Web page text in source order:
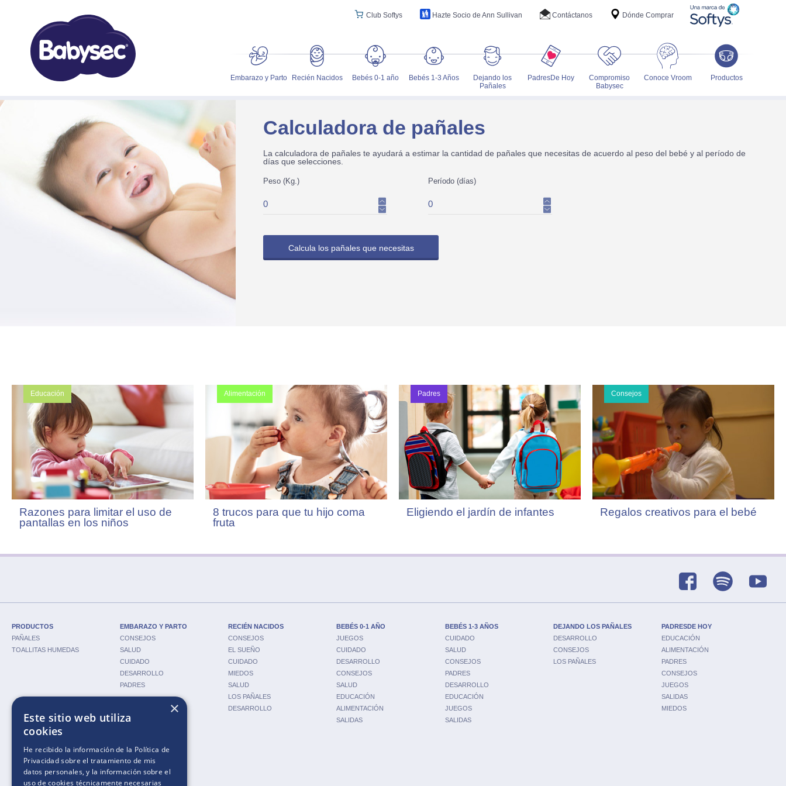
Embarazo y Parto Recién Nacidos Bebés 0-1 año Bebés 1-3 Años
Dejando los
Pañales
PadresDe Hoy
Compromiso
Babysec
Conoce Vroom Productos
Dónde Comprar
Contáctanos
Hazte Socio de Ann Sullivan
Club Softys
Calculadora de pañales
La calculadora de pañales te ayudará a estimar la cantidad de pañales que necesitas de acuerdo al peso del bebé y al período de
días que selecciones.
Peso (Kg.) Período (días)
Calcula los pañales que necesitas
* Información referencial. Cualquier consulta no dudes en revisarlo con tu médico.
Educación
Razones para limitar el uso de
pantallas en los niños
Alimentación
8 trucos para que tu hijo coma
fruta
Padres
Eligiendo el jardín de infantes
Consejos
Regalos creativos para el bebé
PRODUCTOS
PAÑALES
TOALLITAS HUMEDAS
EMBARAZO Y PARTO
CONSEJOS
SALUD
CUIDADO
DESARROLLO
PADRES
RECIÉN NACIDOS
CONSEJOS
EL SUEÑO
CUIDADO
MIEDOS
SALUD
LOS PAÑALES
DESARROLLO
BEBÉS 0-1 AÑO
JUEGOS
CUIDADO
DESARROLLO
CONSEJOS
SALUD
EDUCACIÓN
ALIMENTACIÓN
SALIDAS
BEBÉS 1-3 AÑOS
CUIDADO
SALUD
CONSEJOS
PADRES
DESARROLLO
EDUCACIÓN
JUEGOS
SALIDAS
DEJANDO LOS PAÑALES
DESARROLLO
CONSEJOS
LOS PAÑALES
PADRESDE HOY
EDUCACIÓN
ALIMENTACIÓN
PADRES
CONSEJOS
JUEGOS
SALIDAS
MIEDOS
CALCULADORA DE
×
Este sitio web utiliza
cookies
He recibido la información de la Política de
Privacidadsobre el tratamiento de mis
datos personales, y la información sobre el
uso de cookies técnicamente necesarias